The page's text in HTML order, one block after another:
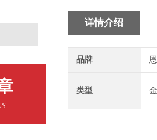
详情介绍
品牌
类型